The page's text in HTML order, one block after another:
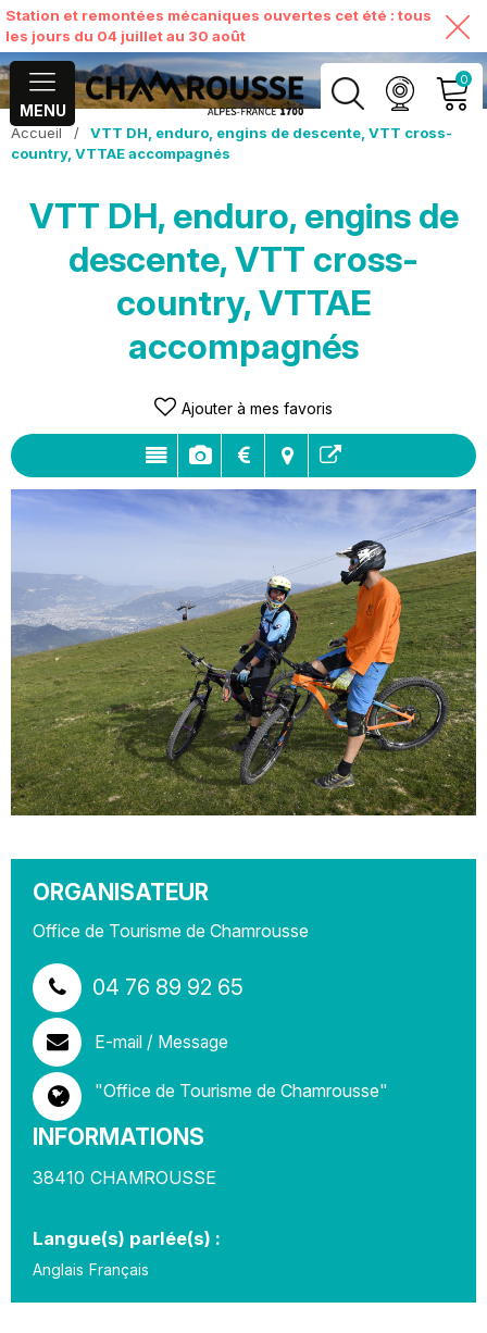
Station et remontées mécaniques ouvertes cet été : tous
les jours du 04 juillet au 30 août
MENU
0
MON COMPTE
VOIR MON PANIER
Accueil /
VTT DH, enduro, engins de descente, VTT cross-
country, VTTAE accompagnés
VTT DH, enduro, engins de
descente, VTT cross-
country, VTTAE
accompagnés
Ajouter à mes favoris
ORGANISATEUR
Office de Tourisme de Chamrousse
04 76 89 92 65
E-mail / Message
"Office de Tourisme de Chamrousse"
INFORMATIONS
38410 CHAMROUSSE
Langue(s) parlée(s) :
Anglais Français